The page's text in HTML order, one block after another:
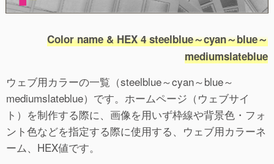
Color name & HEX 4 steelblue～cyan～blue～
mediumslateblue
ウェブ用カラーの一覧（steelblue～cyan～blue～
mediumslateblue）です。ホームページ（ウェブサイ
ト）を制作する際に、画像を用いず枠線や背景色・フォ
ント色などを指定する際に使用する、ウェブ用カラーネ
ーム、HEX値です。